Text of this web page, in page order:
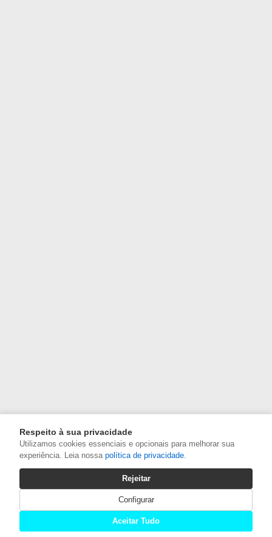
Respeito à sua privacidade
Utilizamos cookies essenciais e opcionais para melhorar sua
experiência. Leia nossa política de privacidade.
Rejeitar
Configurar
Aceitar Tudo